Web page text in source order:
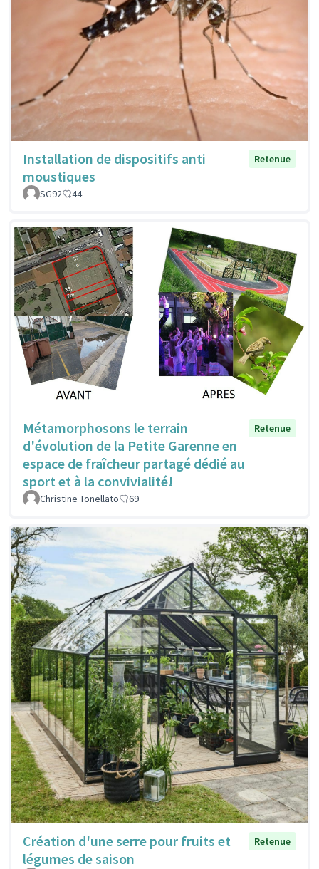
Installation de dispositifs anti
moustiques
Retenue
SG92 44
Métamorphosons le terrain
d'évolution de la Petite Garenne en
espace de fraîcheur partagé dédié au
sport et à la convivialité!
Retenue
Christine Tonellato 69
Création d'une serre pour fruits et
légumes de saison
Retenue